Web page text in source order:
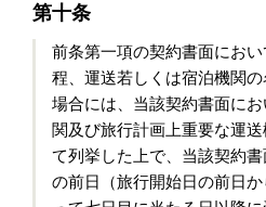
第十条
前条第一項の契約書面にお
程、運送若しくは宿泊機関
場合には、当該契約書面に
関及び旅行計画上重要な運
て列挙した上で、当該契約
の前日（旅行開始日の前日